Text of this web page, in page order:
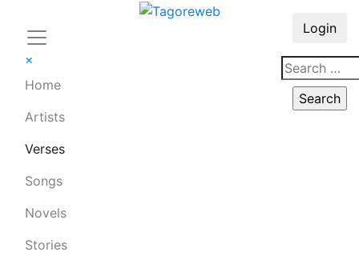
×
Home
Artists
Verses
Songs
Novels
Stories
Login